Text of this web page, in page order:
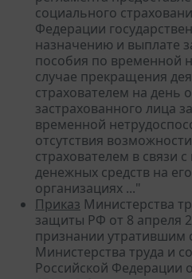
социального
Федерации
назначению и выплате
пособия по временной
случае прекращения
страхователем на день
застрахованного лица
временной
отсутствия
страхователем в связи
денежных средств на
организациях ..."
Приказ Министерства
защиты РФ от 8 апреля
признании утратившим
Министерства труда и
Российской Федерации